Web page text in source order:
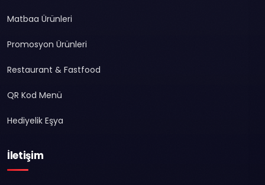
Matbaa Ürünleri
Promosyon Ürünleri
Restaurant & Fastfood
QR Kod Menü
Hediyelik Eşya
İletişim